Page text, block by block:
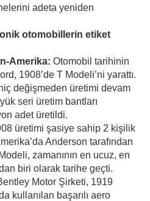
adeta yeniden
otomobillerin etiket
Amerika: Otomobil tarihinin
1908’de T Modeli’ni yarattı.
değişmeden üretimi devam
seri üretim bantları
adet üretildi.
üretimi şasiye sahip 2 kişilik
Anderson tarafından
zamanının en ucuz, en
biri olarak tarihe geçti.
Motor Şirketi, 1919
kullanılan başarılı aero